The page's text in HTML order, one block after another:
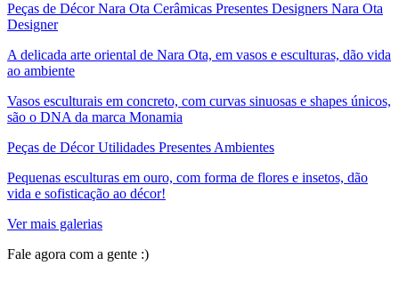
Peças de Décor Nara Ota Cerâmicas Presentes Designers Nara Ota
Designer
A delicada arte oriental de Nara Ota, em vasos e esculturas, dão vida
ao ambiente
Vasos esculturais em concreto, com curvas sinuosas e shapes únicos,
são o DNA da marca Monamia
Peças de Décor Utilidades Presentes Ambientes
Pequenas esculturas em ouro, com forma de flores e insetos, dão
vida e sofisticação ao décor!
Ver mais galerias
Fale agora com a gente :)